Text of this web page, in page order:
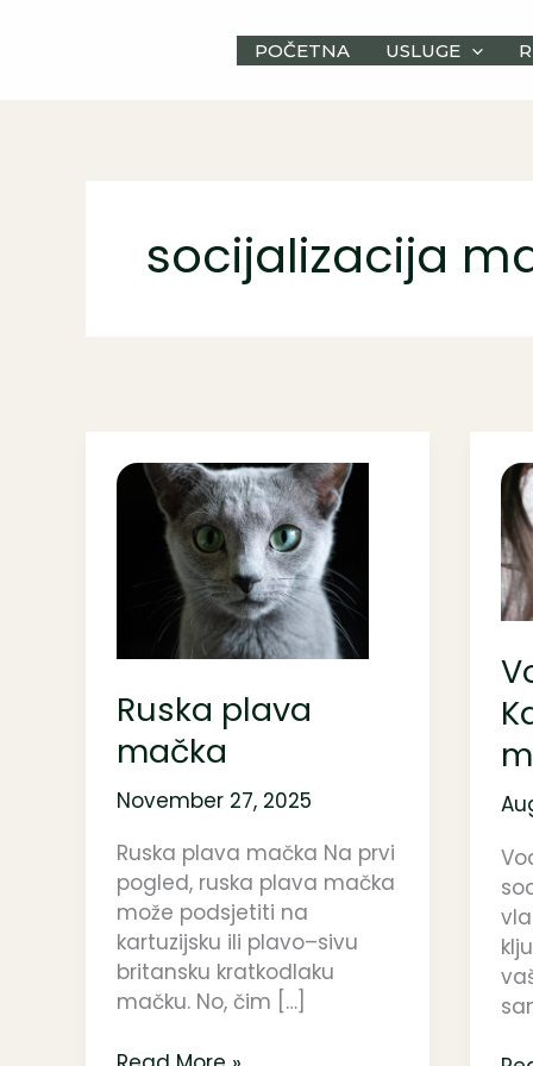
POČETNA USLUGE
socijalizacija
Ruska plava
mačka
November 27, 2025
Ruska plava mačka Na prvi
pogled, ruska plava mačka
može podsjetiti na
kartuzijsku ili plavo–sivu
britansku kratkodlaku
mačku. No, čim […]
Ruska
plava
mačka
za